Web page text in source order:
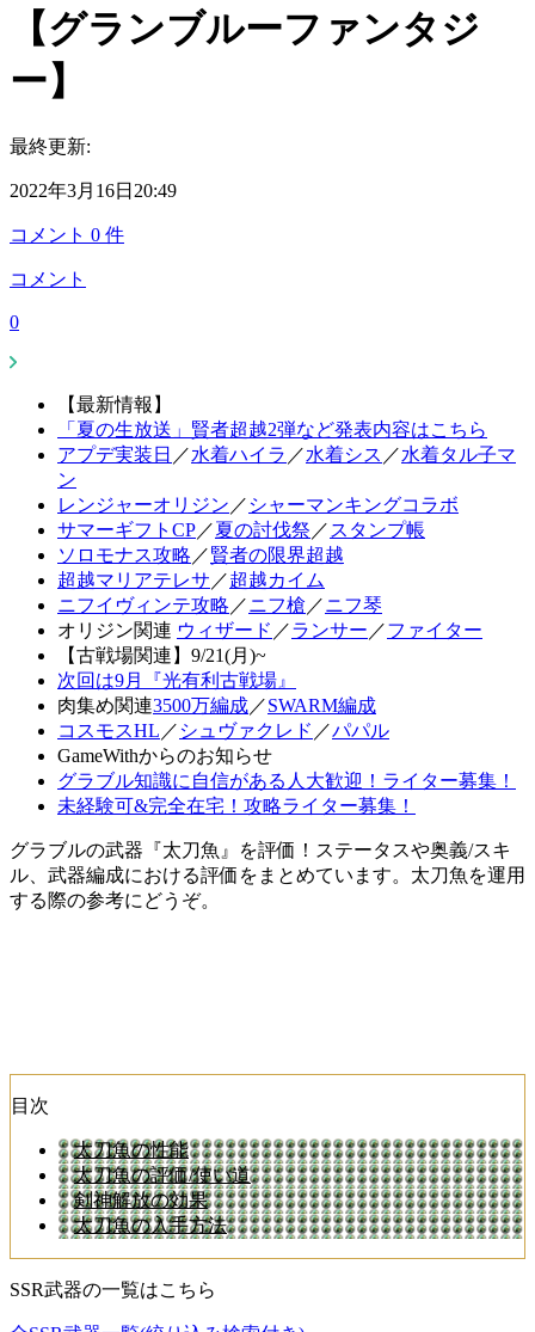
【グランブルーファンタジ
ー】
最終更新:
2022年3月16日20:49
コメント 0 件
コメント
0
【最新情報】
「夏の生放送」賢者超越2弾など発表内容はこちら
アプデ実装日 ／水着ハイラ ／水着シス ／水着タル子マ
ン
レンジャーオリジン ／ シャーマンキングコラボ
サマーギフトCP／夏の討伐祭 ／ スタンプ帳
ソロモナス攻略 ／賢者の限界超越
超越マリアテレサ ／超越カイム
ニフイヴィンテ攻略 ／ニフ槍 ／ニフ琴
オリジン関連 ウィザード ／ランサー ／ファイター
【古戦場関連】9/21(月)~
次回は9月『光有利古戦場』
肉集め関連3500万編成／SWARM編成
コスモスHL ／ シュヴァクレド ／パパル
GameWithからのお知らせ
グラブル知識に自信がある人大歓迎！ライター募集！
未経験可&完全在宅！攻略ライター募集！
グラブルの武器『太刀魚』を評価！ステータスや奥義/スキ
ル、武器編成における評価をまとめています。太刀魚を運用
する際の参考にどうぞ。
目次
太刀魚の性能
太刀魚の評価/使い道
剣神解放の効果
太刀魚の入手方法
SSR武器の一覧はこちら